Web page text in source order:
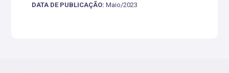
DATA DE PUBLICAÇÃO: Maio/2023